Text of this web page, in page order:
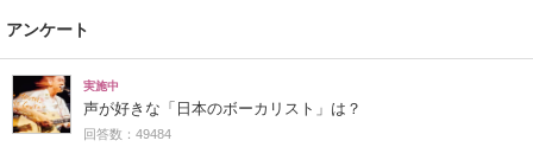
アンケート
実施中
声が好きな「日本のボーカリスト」は？
回答数：49484